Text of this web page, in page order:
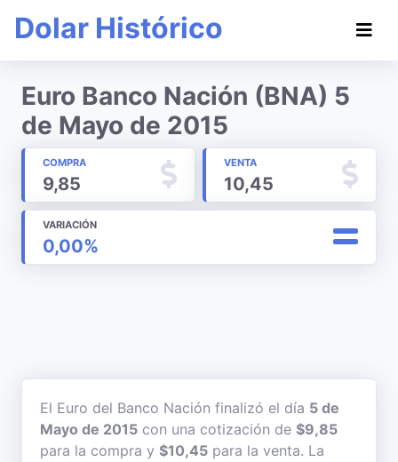
Dolar Histórico
Euro Banco Nación (BNA) 5
de Mayo de 2015
COMPRA
9,85
VENTA
10,45
VARIACIÓN
0,00%
El Euro del Banco Nación finalizó el día 5 de
Mayo de 2015 con una cotización de $9,85
para la compra y $10,45 para la venta. La